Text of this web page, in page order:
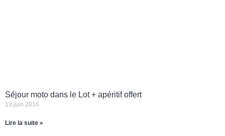
Séjour moto dans le Lot + apéritif offert
13 juin 2016
Lire la suite »